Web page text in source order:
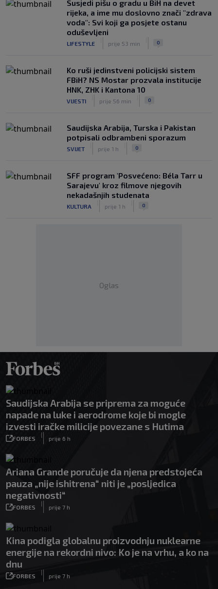
Susjedi pišu o gradu u BiH na devet
rijeka, a ime mu doslovno znači "zdrava
voda": Svi koji ga posjete ostanu
oduševljeni
LIFESTYLE prije 53 min 0
Ko ruši jedinstveni policijski sistem
FBiH? NS Mostar prozvala institucije
HNK, ZHK i Kantona 10
VIJESTI prije 56 min 0
Saudijska Arabija, Turska i Pakistan
potpisali odbrambeni sporazum
SVIJET prije 1 h 0
SFF program 'Posvećeno: Béla Tarr u
Sarajevu' kroz filmove njegovih
nekadašnjih studenata
KULTURA prije 1 h 0
Oglas
Saudijska Arabija se priprema za moguće
napade na luke i aerodrome koje bi mogle
izvesti iračke milicije povezane s Hutima
FORBES
|
prije 6 h
Ariana Grande poručuje da njena predstojeća
pauza „nije ishitrena“ niti je „posljedica
negativnosti“
FORBES
|
prije 7 h
Kina podigla globalnu proizvodnju nuklearne
energije na rekordni nivo: Ko je na vrhu, a ko na
dnu
FORBES
|
prije 7 h